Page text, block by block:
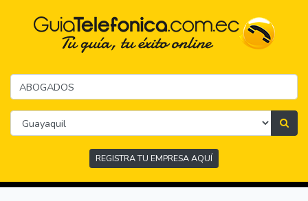
REGISTRA TU EMPRESA AQUÍ